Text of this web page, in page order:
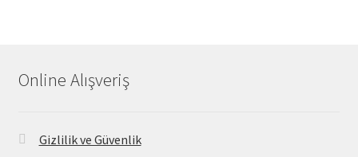
Online Alışveriş
Gizlilik ve Güvenlik